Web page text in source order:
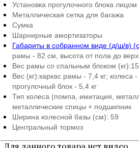
Установка прогулочного блока
Металлическая сетка для багажа
Сумка
Шарнирные амортизаторы
Габариты в собранном виде (д/ш/в)
рамы - 82 см, высота от пола до
Вес рамы со спальным блоком (кг):
Вес (кг):каркас рамы - 7,4 кг; колеса -
прогулочный блок - 5,4 кг
Тип колеса (помпа, имитация,
металлические спицы + подшипник
Ширина колесной базы (см): 59
Центральный тормоз
Для данного товара нет видео